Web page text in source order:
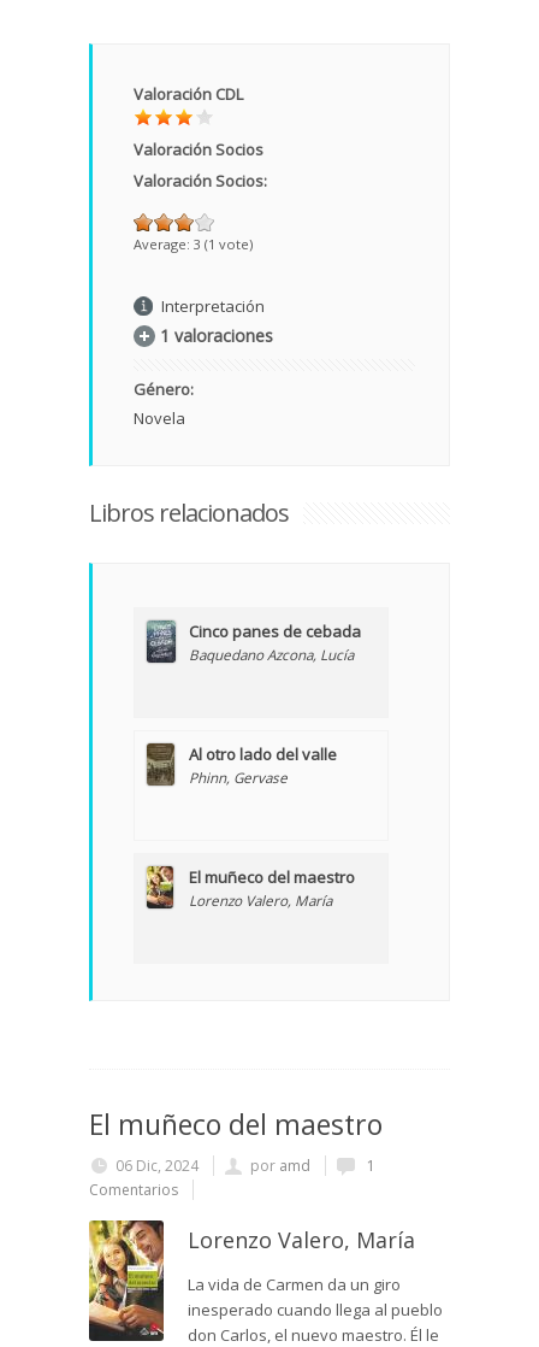
Valoración CDL
Valoración Socios
Valoración Socios:
Average: 3 (1 vote)
Interpretación
1 valoraciones
Género:
Novela
Libros relacionados
Cinco panes de cebada
Baquedano Azcona, Lucía
Al otro lado del valle
Phinn, Gervase
El muñeco del maestro
Lorenzo Valero, María
El muñeco del maestro
06 Dic, 2024 por amd
1
Comentarios
Lorenzo Valero, María
La vida de Carmen da un giro
inesperado cuando llega al pueblo
don Carlos, el nuevo maestro. Él le